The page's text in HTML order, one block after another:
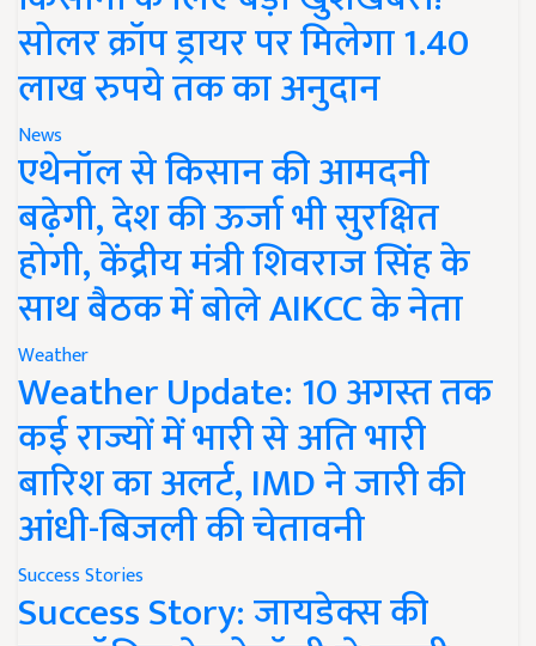
सोलर क्रॉप ड्रायर पर मिलेगा 1.40
लाख रुपये तक का अनुदान
News
एथेनॉल से किसान की आमदनी
बढ़ेगी, देश की ऊर्जा भी सुरक्षित
होगी, केंद्रीय मंत्री शिवराज सिंह के
साथ बैठक में बोले AIKCC के नेता
Weather
Weather Update: 10 अगस्त तक
कई राज्यों में भारी से अति भारी
बारिश का अलर्ट, IMD ने जारी की
आंधी-बिजली की चेतावनी
Success Stories
Success Story: जायडेक्स की